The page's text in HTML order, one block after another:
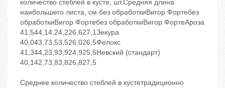
количество стеблей в кусте, шт.Средняя длина
наибольшего листа, см.без обработкиВигор Фортебез
обработкиВигор Фортебез обработкиВигор ФортеАроза
41,544,14,24,226,627,1Зекура
40,043,73,53,526,026,5Фелокс
41,344,23,93,924,925,5Невский (стандарт)
40,142,73,83,826,827,5
Среднее количество стеблей в кустетрадиционно